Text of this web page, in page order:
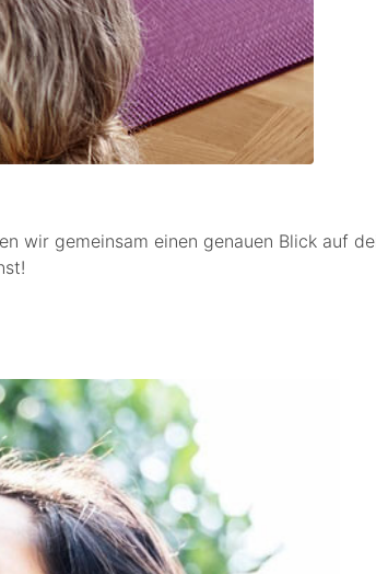
wir gemeinsam einen genauen Blick auf